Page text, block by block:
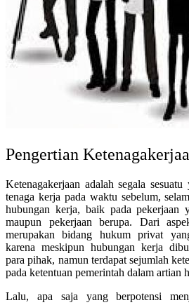
Pengertian
Ketenagakerjaan adalah segala
tenaga kerja pada waktu sebelum,
hubungan kerja, baik pada pekerjaan
maupun pekerjaan berupa. Dari
merupakan bidang hukum privat
karena meskipun hubungan kerja
para pihak, namun terdapat sejumlah
pada ketentuan pemerintah dalam artian
Lalu, apa saja yang berpotensi